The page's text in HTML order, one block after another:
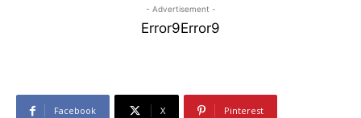
- Advertisement -
Error9Error9
Facebook X Pinterest